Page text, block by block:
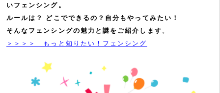
いフェンシング。
ルールは？ どこでできるの？自分もやってみたい！
そんなフェンシングの魅力と謎をご紹介します。
＞＞＞＞ もっと知りたい！フェンシング